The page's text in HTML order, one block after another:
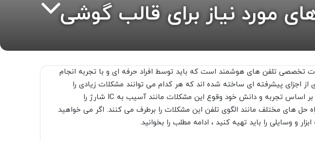
مورد نیاز برای قالب گوشی
تخصصی تلفن های هوشمند است که باید توسط افراد حرفه ای و با تجربه انجام
اجزای پیشرفته ای ساخته شده اند که هر کدام می توانند مشکلات زیادی را
ایجاد کنند. صنعتگران حرفه ای بر اساس تجربه و دانش خود وقوع این مشکلات مانند آسیب به IC شارژ را
حل های مختلف مانند الگوی تلفن این مشکلات را برطرف می کنند. اگر می خواهید
و وسایلی را باید تهیه کنید ، ادامه مطلب را بخوانید.